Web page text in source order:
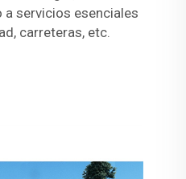
servicios esenciales
carreteras, etc.